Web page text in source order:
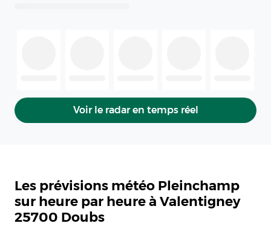
Voir le radar en temps réel
Les prévisions météo Pleinchamp
sur heure par heure à Valentigney
25700 Doubs